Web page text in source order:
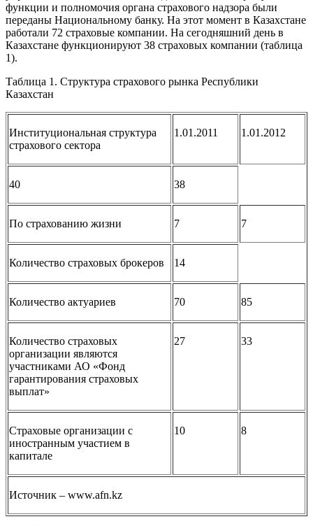
функции и полномочия органа страхового надзора были
переданы Национальному банку. На этот момент в Казахстане
работали 72 страховые компании. На сегодняшний день в
Казахстане функционируют 38 страховых компании (таблица
1).
Таблица 1. Структура страхового рынка Республики
Казахстан
Институциональная структура
страхового сектора
1.01.2011 1.01.2012
40 38
По страхованию жизни 7 7
Количество страховых брокеров 14
Количество актуариев 70 85
Количество страховых
организации являются
участниками АО «Фонд
гарантирования страховых
выплат»
27 33
Страховые организации с
иностранным участием в
капитале
10 8
Источник – www.afn.kz